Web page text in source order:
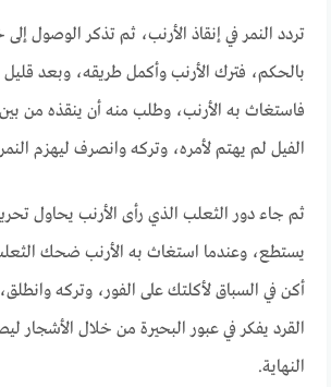
تردد النمر في إنقاذ الأرنب، ثم تذكر الوصول إلى
بالحكم، فترك الأرنب وأكمل طريقه، وبعد قليل
فاستغاث به الأرنب، وطلب منه أن ينقذه من
الفيل لم يهتم لأمره، وتركه وانصرف ليهزم
ثم جاء دور الثعلب الذي رأى الأرنب يحاول
يستطع، وعندما استغاث به الأرنب ضحك
أكن في السباق لأكلتك على الفور، وتركه
القرد يفكر في عبور البحيرة من خلال الأشجار
النهاية.